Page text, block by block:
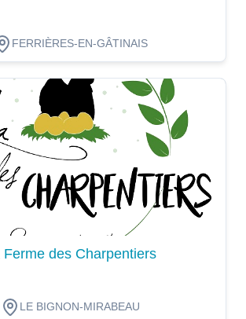
FERRIÈRES-EN-GÂTINAIS
Ferme des Charpentiers
LE BIGNON-MIRABEAU